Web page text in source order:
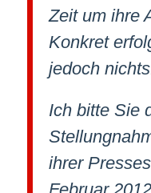
Zeit um ihre
Konkret
jedoch
Ich bitte Sie
ihrer